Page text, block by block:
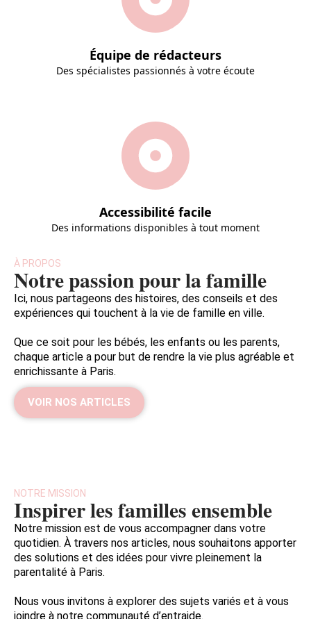
Équipe de rédacteurs
Des spécialistes passionnés à votre écoute
Accessibilité facile
Des informations disponibles à tout moment
À PROPOS
Notre passion pour la famille
Ici, nous partageons des histoires, des conseils et des
expériences qui touchent à la vie de famille en ville.
Que ce soit pour les bébés, les enfants ou les parents,
chaque article a pour but de rendre la vie plus agréable et
enrichissante à Paris.
VOIR NOS ARTICLES
NOTRE MISSION
Inspirer les familles ensemble
Notre mission est de vous accompagner dans votre
quotidien. À travers nos articles, nous souhaitons apporter
des solutions et des idées pour vivre pleinement la
parentalité à Paris.
Nous vous invitons à explorer des sujets variés et à vous
joindre à notre communauté d’entraide.